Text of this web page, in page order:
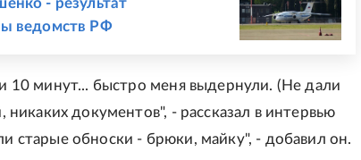
- результат
ведомств РФ
10 минут... быстро меня выдернули. (Не дали
никаких документов", - рассказал в интервью
старые обноски - брюки, майку", - добавил он.